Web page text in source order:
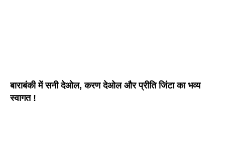
बाराबंकी में सनी देओल, करण देओल और प्रीति जिंटा का भव्य
स्वागत !